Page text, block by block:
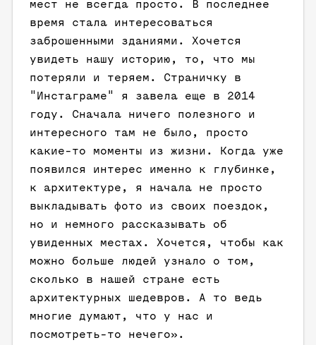
мест не всегда просто. В последнее
время стала интересоваться
заброшенными зданиями. Хочется
увидеть нашу историю, то, что мы
потеряли и теряем. Страничку в
"Инстаграме" я завела еще в 2014
году. Сначала ничего полезного и
интересного там не было, просто
какие-то моменты из жизни. Когда уже
появился интерес именно к глубинке,
к архитектуре, я начала не просто
выкладывать фото из своих поездок,
но и немного рассказывать об
увиденных местах. Хочется, чтобы как
можно больше людей узнало о том,
сколько в нашей стране есть
архитектурных шедевров. А то ведь
многие думают, что у нас и
посмотреть-то нечего».